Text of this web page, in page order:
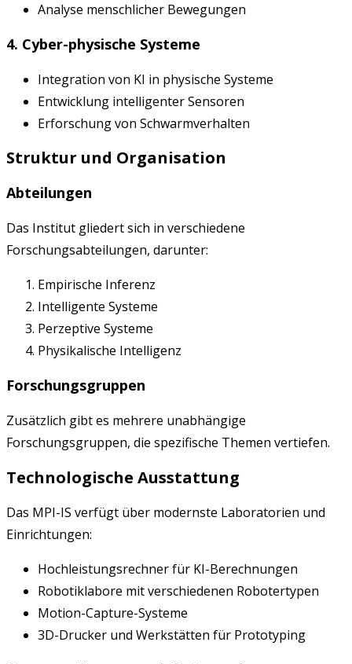
Analyse menschlicher Bewegungen
4. Cyber-physische Systeme
Integration von KI in physische Systeme
Entwicklung intelligenter Sensoren
Erforschung von Schwarmverhalten
Struktur und Organisation
Abteilungen
Das Institut gliedert sich in verschiedene
Forschungsabteilungen, darunter:
Empirische Inferenz
Intelligente Systeme
Perzeptive Systeme
Physikalische Intelligenz
Forschungsgruppen
Zusätzlich gibt es mehrere unabhängige
Forschungsgruppen, die spezifische Themen vertiefen.
Technologische Ausstattung
Das MPI-IS verfügt über modernste Laboratorien und
Einrichtungen:
Hochleistungsrechner für KI-Berechnungen
Robotiklabore mit verschiedenen Robotertypen
Motion-Capture-Systeme
3D-Drucker und Werkstätten für Prototyping